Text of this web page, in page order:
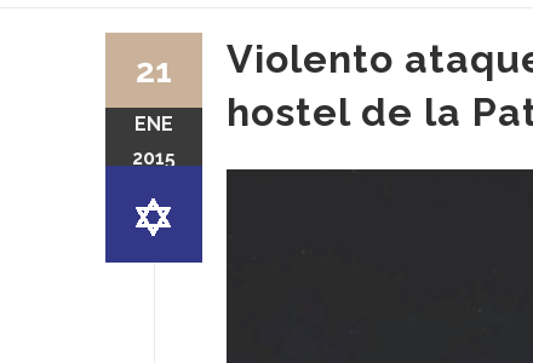
Violento
hostel de la
21
ENE
2015